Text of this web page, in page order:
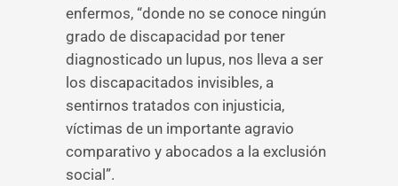
enfermos, “donde no se conoce ningún
grado de discapacidad por tener
diagnosticado un lupus, nos lleva a ser
los discapacitados invisibles, a
sentirnos tratados con injusticia,
víctimas de un importante agravio
comparativo y abocados a la exclusión
social”.